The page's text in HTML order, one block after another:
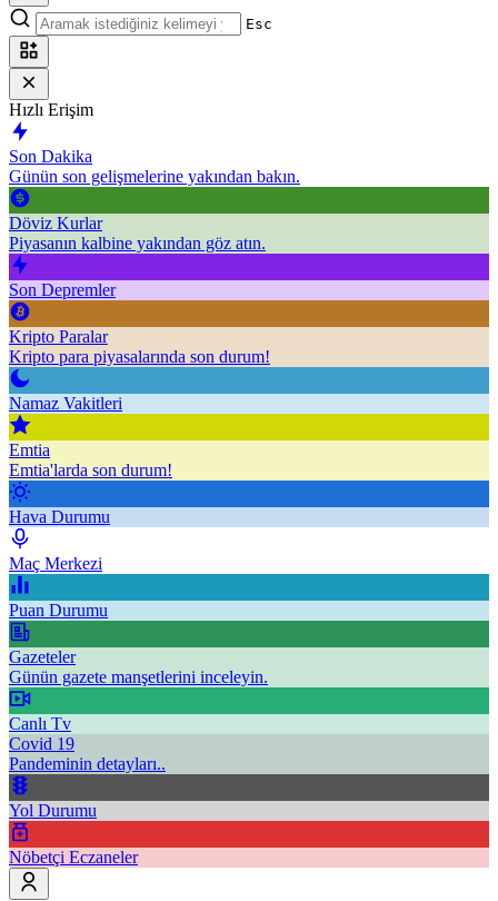
Esc
Hızlı Erişim
Son Dakika
Günün son gelişmelerine yakından bakın.
Döviz Kurlar
Piyasanın kalbine yakından göz atın.
Son Depremler
Kripto Paralar
Kripto para piyasalarında son durum!
Namaz Vakitleri
Emtia
Emtia'larda son durum!
Hava Durumu
Maç Merkezi
Puan Durumu
Gazeteler
Günün gazete manşetlerini inceleyin.
Canlı Tv
Covid 19
Pandeminin detayları..
Yol Durumu
Nöbetçi Eczaneler